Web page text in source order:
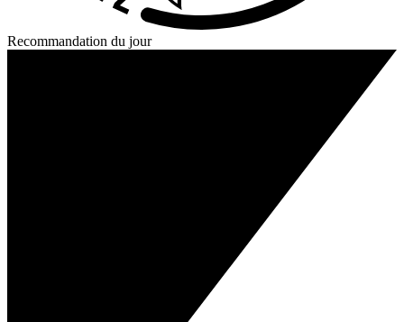
Recommandation du jour